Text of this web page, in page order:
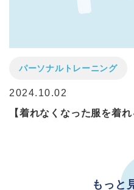
パーソナルトレーニング
2024.10.02
【着れなくなった服を着
もっと